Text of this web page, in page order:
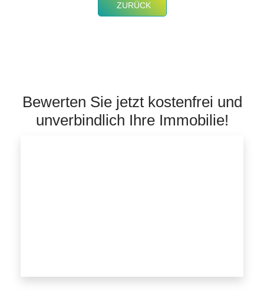
ZURÜCK
Bewerten Sie jetzt kostenfrei und
unverbindlich Ihre Immobilie!